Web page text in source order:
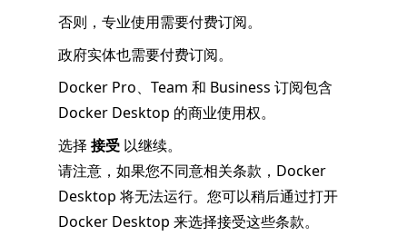
否则，专业使用需要付费订阅。
政府实体也需要付费订阅。
Docker Pro、Team 和 Business 订阅包含
Docker Desktop 的商业使用权。
选择 接受 以继续。
请注意，如果您不同意相关条款，Docker
Desktop 将无法运行。您可以稍后通过打开
Docker Desktop 来选择接受这些条款。